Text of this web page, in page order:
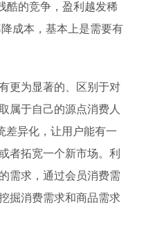
酷的竞争，盈利越发稀
成本，基本上是需要有
为显著的、区别于对
属于自己的源点消费人
差异化，让用户能有一
者拓宽一个新市场。利
需求，通过会员消费需
掘消费需求和商品需求